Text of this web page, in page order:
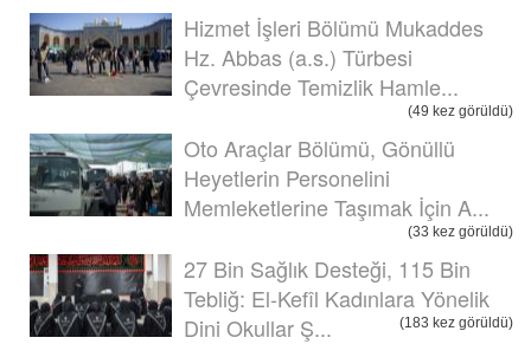
Hizmet İşleri Bölümü Mukaddes
Hz. Abbas (a.s.) Türbesi
Çevresinde Temizlik Hamle...
(49 kez görüldü)
Oto Araçlar Bölümü, Gönüllü
Heyetlerin Personelini
Memleketlerine Taşımak İçin A...
(33 kez görüldü)
27 Bin Sağlık Desteği, 115 Bin
Tebliğ: El-Kefîl Kadınlara Yönelik
Dini Okullar Ş...
(183 kez görüldü)